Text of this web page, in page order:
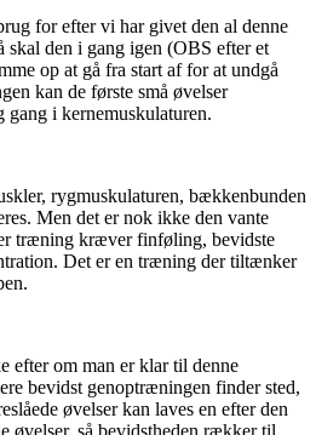
for efter vi har givet den al denne
skal den i gang igen (OBS efter et
op at gå fra start af for at undgå
kan de første små øvelser
gang i kernemuskulaturen.
rygmuskulaturen, bækkenbunden
Men det er nok ikke den vante
træning kræver finføling, bevidste
Det er en træning der tiltænker
efter om man er klar til denne
bevidst genoptræningen finder sted,
øvelser kan laves en efter den
øvelser, så bevidstheden rækker til